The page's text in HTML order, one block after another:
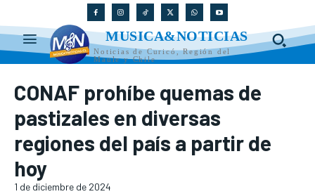
MUSICA&NOTICIAS
Noticias de Curicó, Región del
Maule y Chile
CONAF prohíbe quemas de
pastizales en diversas
regiones del país a partir de
hoy
1 de diciembre de 2024